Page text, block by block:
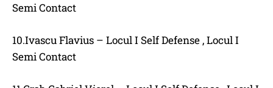
Semi Contact
10.Ivascu Flavius – Locul I Self Defense , Locul I
Semi Contact